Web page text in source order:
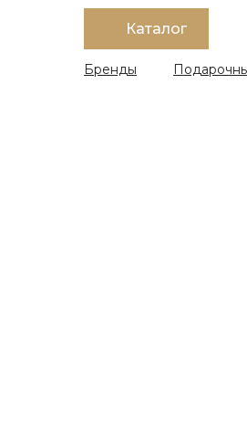
Каталог
Бренды